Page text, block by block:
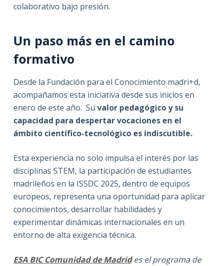
colaborativo bajo presión.
Un paso más en el camino
formativo
Desde la Fundación para el Conocimiento madri+d,
acompañamos esta iniciativa desde sus inicios en
enero de este año. Su valor pedagógico y su
capacidad para despertar vocaciones en el
ámbito científico-tecnológico es indiscutible.
Esta experiencia no solo impulsa el interés por las
disciplinas STEM, la participación de estudiantes
madrileños en la ISSDC 2025, dentro de equipos
europeos, representa una oportunidad para aplicar
conocimientos, desarrollar habilidades y
experimentar dinámicas internacionales en un
entorno de alta exigencia técnica.
ESA BIC Comunidad de Madrid es el programa de